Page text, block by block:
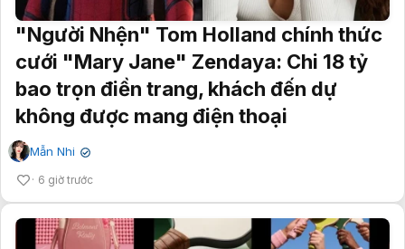
"Người Nhện" Tom Holland chính thức
cưới "Mary Jane" Zendaya: Chi 18 tỷ
bao trọn điền trang, khách đến dự
không được mang điện thoại
Mẫn Nhi ✔
6 giờ trước